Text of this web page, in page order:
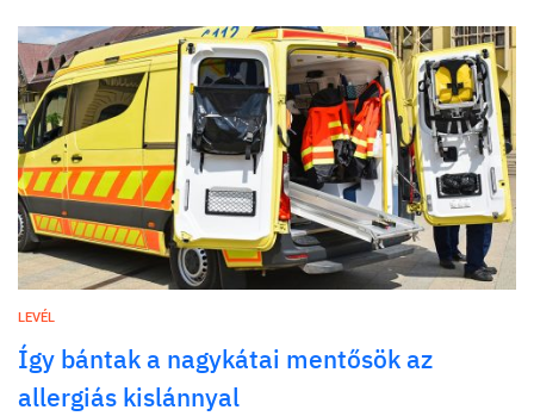
LEVÉL
Így bántak a nagykátai mentősök az
allergiás kislánnyal